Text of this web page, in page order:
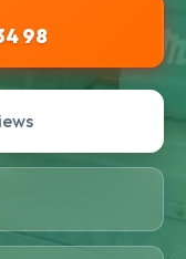
98